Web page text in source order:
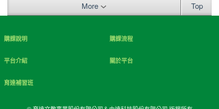
More Top
購課說明 購課流程
平台介紹 關於平台
育達補習班